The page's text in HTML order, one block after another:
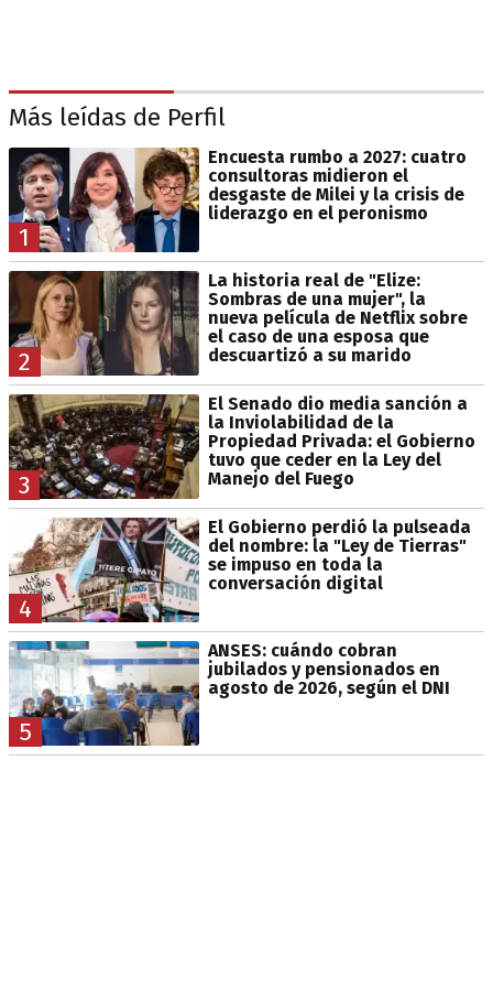
Más leídas de Perfil
1
Encuesta rumbo a 2027: cuatro
consultoras midieron el
desgaste de Milei y la crisis de
liderazgo en el peronismo
2
La historia real de "Elize:
Sombras de una mujer", la
nueva película de Netflix sobre
el caso de una esposa que
descuartizó a su marido
3
El Senado dio media sanción a
la Inviolabilidad de la
Propiedad Privada: el Gobierno
tuvo que ceder en la Ley del
Manejo del Fuego
4
El Gobierno perdió la pulseada
del nombre: la "Ley de Tierras"
se impuso en toda la
conversación digital
5
ANSES: cuándo cobran
jubilados y pensionados en
agosto de 2026, según el DNI